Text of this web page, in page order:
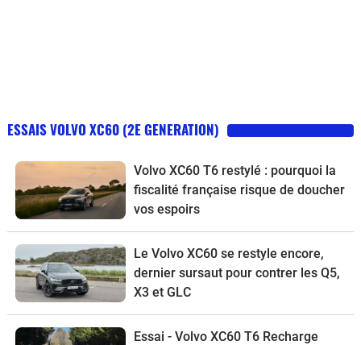
ESSAIS VOLVO XC60 (2E GENERATION)
Volvo XC60 T6 restylé : pourquoi la
fiscalité française risque de doucher
vos espoirs
Le Volvo XC60 se restyle encore,
dernier sursaut pour contrer les Q5,
X3 et GLC
Essai - Volvo XC60 T6 Recharge